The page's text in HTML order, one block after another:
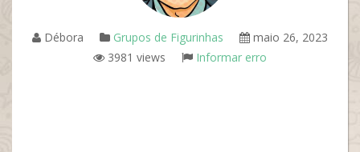
Débora Grupos de Figurinhas
maio 26, 2023
3981 views
Informar erro